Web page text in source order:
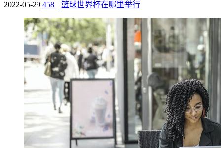
2022-05-29 458 篮球世界杯在哪里举行